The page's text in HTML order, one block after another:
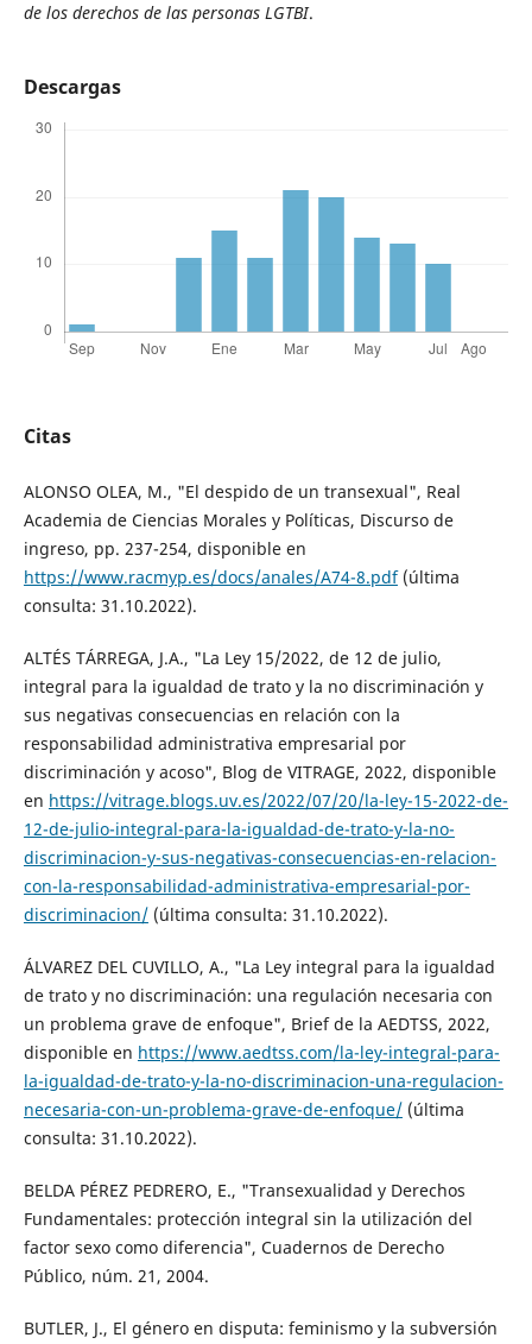
de los derechos de las personas LGTBI.
Descargas
Citas
ALONSO OLEA, M., "El despido de un transexual", Real
Academia de Ciencias Morales y Políticas, Discurso de
ingreso, pp. 237-254, disponible en
https://www.racmyp.es/docs/anales/A74-8.pdf(última
consulta: 31.10.2022).
ALTÉS TÁRREGA, J.A., "La Ley 15/2022, de 12 de julio,
integral para la igualdad de trato y la no discriminación y
sus negativas consecuencias en relación con la
responsabilidad administrativa empresarial por
discriminación y acoso", Blog de VITRAGE, 2022, disponible
en https://vitrage.blogs.uv.es/2022/07/20/la-ley-15-2022-de-
12-de-julio-integral-para-la-igualdad-de-trato-y-la-no-
discriminacion-y-sus-negativas-consecuencias-en-relacion-
con-la-responsabilidad-administrativa-empresarial-por-
discriminacion/(última consulta: 31.10.2022).
ÁLVAREZ DEL CUVILLO, A., "La Ley integral para la igualdad
de trato y no discriminación: una regulación necesaria con
un problema grave de enfoque", Brief de la AEDTSS, 2022,
disponible en https://www.aedtss.com/la-ley-integral-para-
la-igualdad-de-trato-y-la-no-discriminacion-una-regulacion-
necesaria-con-un-problema-grave-de-enfoque/(última
consulta: 31.10.2022).
BELDA PÉREZ PEDRERO, E., "Transexualidad y Derechos
Fundamentales: protección integral sin la utilización del
factor sexo como diferencia", Cuadernos de Derecho
Público, núm. 21, 2004.
BUTLER, J., El género en disputa: feminismo y la subversión